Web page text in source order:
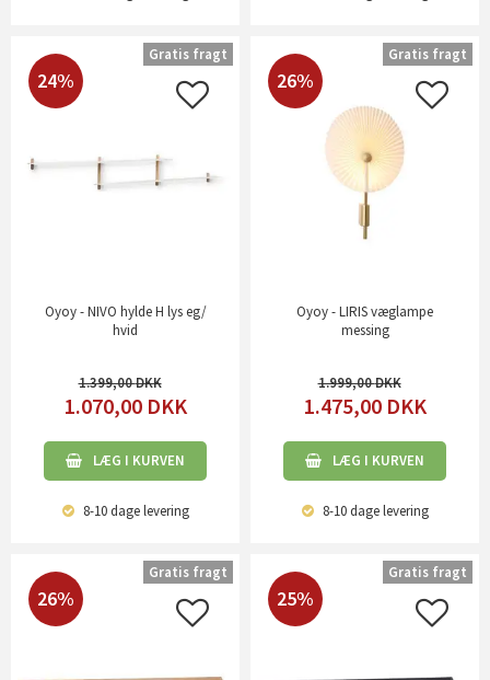
24%
Oyoy - NIVO hylde H lys eg/
hvid
1.399,00
1.070,00 DKK
LÆG I KURVEN
8-10 dagelevering
Gratis fragt
26%
Oyoy - LIRIS væglampe
messing
1.999,00
1.475,00 DKK
LÆG I KURVEN
8-10 dagelevering
Gratis fragt
26%
Gratis fragt
25%
Gratis fragt